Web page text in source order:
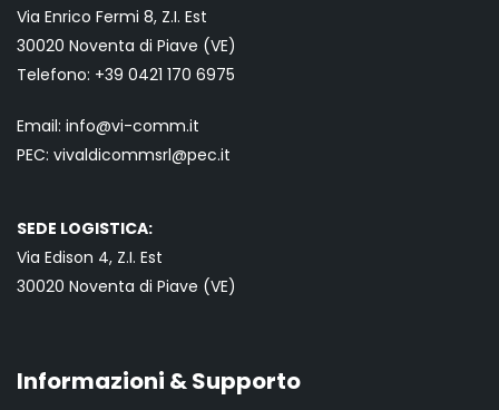
Via Enrico Fermi 8, Z.I. Est
30020 Noventa di Piave (VE)
Telefono: +39 0421 170 6975
Email: info@vi-comm.it
PEC: vivaldicommsrl@pec.it
SEDE LOGISTICA:
Via Edison 4, Z.I. Est
30020 Noventa di Piave (VE)
Informazioni & Supporto